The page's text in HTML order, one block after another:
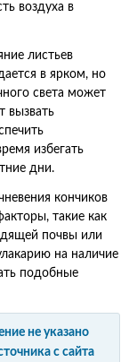
воздуха в
листьев
в ярком, но
света может
вызвать
избегать
дни.
кончиков
такие как
почвы или
на наличие
подобные
не указано
с сайта